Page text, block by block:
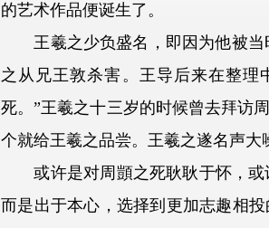
的艺术作品便诞生了。
王羲之少负盛名，即因为他被当
之从兄王敦杀害。王导后来在整
死。”王羲之十三岁的时候曾去拜访
个就给王羲之品尝。王羲之遂名声大
或许是对周顗之死耿耿于怀，或
而是出于本心，选择到更加志趣相